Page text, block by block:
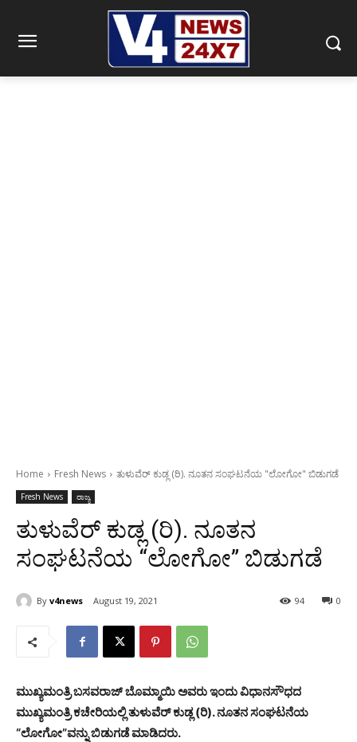
Home Fresh News ತುಳುವೆರ್ ಕುಡ್ಲ (ರಿ). ನೂತನ ಸಂಘಟನೆಯ "ಲೋಗೋ" ಬಿಡುಗಡೆ
Fresh News ರಾಜ್ಯ
ತುಳುವೆರ್ ಕುಡ್ಲ (ರಿ). ನೂತನ
ಸಂಘಟನೆಯ “ಲೋಗೋ” ಬಿಡುಗಡೆ
By v4news August 19, 2021 0
94
ಮುಖ್ಯಮಂತ್ರಿ ಬಸವರಾಜ್ ಬೊಮ್ಮಾಯಿ ಅವರು ಇಂದು ವಿಧಾನಸೌಧದ
ಮುಖ್ಯಮಂತ್ರಿ ಕಚೇರಿಯಲ್ಲಿ ತುಳುವೆರ್ ಕುಡ್ಲ (ರಿ). ನೂತನ ಸಂಘಟನೆಯ
“ಲೋಗೋ”ವನ್ನು ಬಿಡುಗಡೆ ಮಾಡಿದರು.